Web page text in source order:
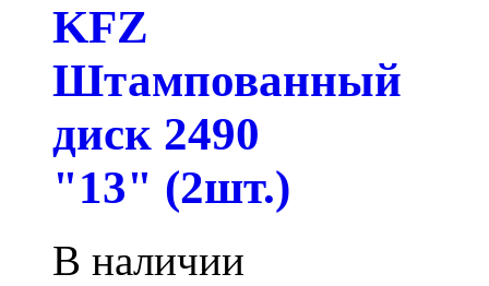
KFZ
Штампованный
диск 2490
"13" (2шт.)
В наличии